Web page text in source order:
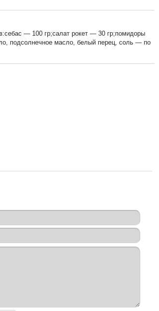
— 100 гр;салат рокет — 30 гр;помидоры
подсолнечное масло, белый перец, соль — по